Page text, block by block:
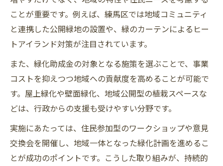
屋上緑化で実現する不動産地域貢献の魅力
練馬区屋上緑化と助成金のメリット比較
不動産緑化事業における屋上緑化の重要性
地域貢献が高まる屋上緑化の施工事例紹介
練馬区の不動産求人について
ことが重要です。例えば、練馬区では地域コミュニティ
と連携した公開緑地の設置や、緑のカーテンによるヒー
トアイランド対策が注目されています。
また、緑化助成金の対象となる施策を選ぶことで、事業
コストを抑えつつ地域への貢献度を高めることが可能で
す。屋上緑化や壁面緑化、地域公開型の植栽スペースな
どは、行政からの支援も受けやすい分野です。
実施にあたっては、住民参加型のワークショップや意見
交換会を開催し、地域一体となった緑化計画を進めるこ
とが成功のポイントです。こうした取り組みが、持続的